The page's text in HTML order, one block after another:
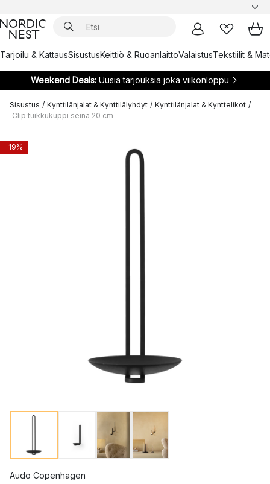
Tarjoilu & KattausSisustusKeittiö & RuoanlaittoValaistusTekstiilit &
Weekend Deals:Uusia tarjouksia joka viikonloppu
Sisustus / Kynttilänjalat & Kynttilälyhdyt / Kynttilänjalat & Kyntteliköt /
Clip tuikkukuppi seinä 20 cm
-19%
Audo Copenhagen